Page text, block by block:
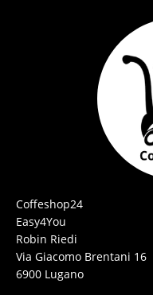
Coffeshop24
Easy4You
Robin Riedi
Via Giacomo Brentani 16
6900 Lugano